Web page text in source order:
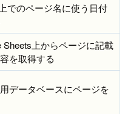
でのページ名に使う日付
Sheets上からページに記載
を取得する
データベースにページを